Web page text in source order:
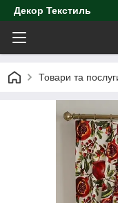
Декор Текстиль
Товари та